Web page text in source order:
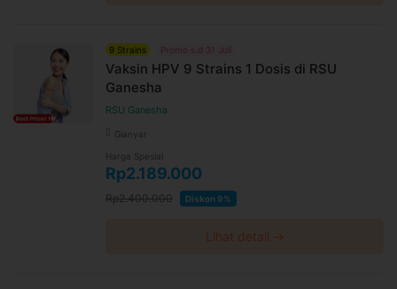
9 Strains Promo s.d 31 Juli
Vaksin HPV 9 Strains 1 Dosis di RSU
Ganesha
RSU Ganesha
Gianyar
Harga Spesial
Rp2.189.000
Rp2.400.000 Diskon 9%
Lihat detail →